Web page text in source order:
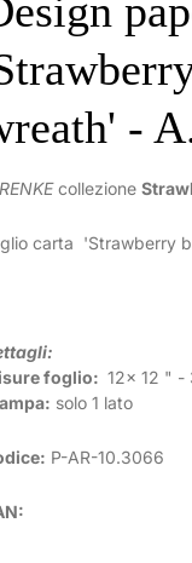
-
collezione
carta 'Strawberry
foglio: 12x 12 " -
solo 1 lato
P-AR-10.3066